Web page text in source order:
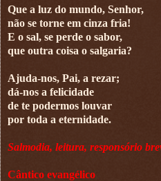
Que a luz do mundo, Senhor,
não se torne em cinza fria!
E o sal, se perde o sabor,
que outra coisa o salgaria?
Ajuda-nos, Pai, a rezar;
dá-nos a felicidade
de te podermos louvar
por toda a eternidade.
Salmodia, leitura, responsório
Cântico evangélico